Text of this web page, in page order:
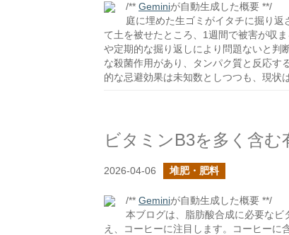
/** Geminiが自動生成した概要 **/
庭に埋めた生ゴミがイタチに掘り
て土を被せたところ、1週間で被害が収
や定期的な掘り返しにより問題ないと判
な殺菌作用があり、タンパク質と反応す
的な忌避効果は未知数としつつも、現状
ビタミンB3を多く含む
2026-04-06 堆肥・肥料
/** Geminiが自動生成した概要 **/
本ブログは、脂肪酸合成に必要な
え、コーヒーに注目します。コーヒーに